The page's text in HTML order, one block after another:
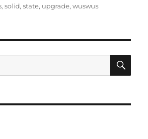
,solid,state, upgrade,wuswus